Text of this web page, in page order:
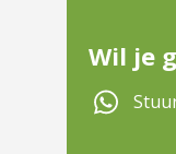
Wil je